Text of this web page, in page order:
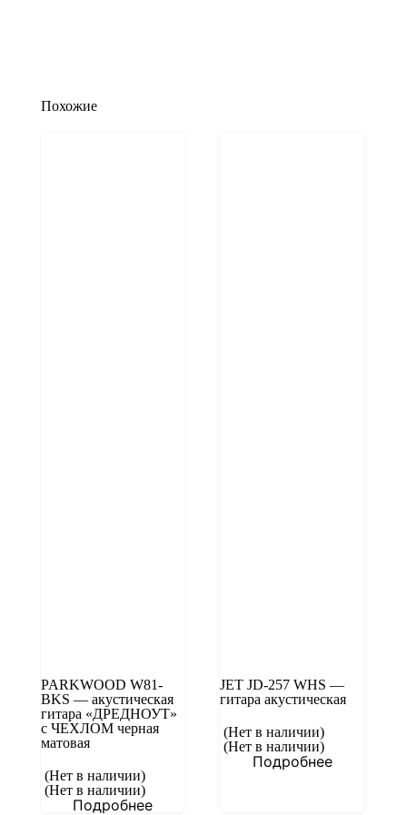
Похожие
PARKWOOD W81-
BKS — акустическая
гитара «ДРЕДНОУТ»
с ЧЕХЛОМ черная
матовая
(Нет в наличии)
(Нет в наличии)
Подробнее
JET JD-257 WHS —
гитара акустическая
(Нет в наличии)
(Нет в наличии)
Подробнее